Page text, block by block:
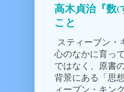
高木貞治『数
こと
スティーブン
心のなかに育っ
ではなく、原書
背景にある「思
ィーブン・キン